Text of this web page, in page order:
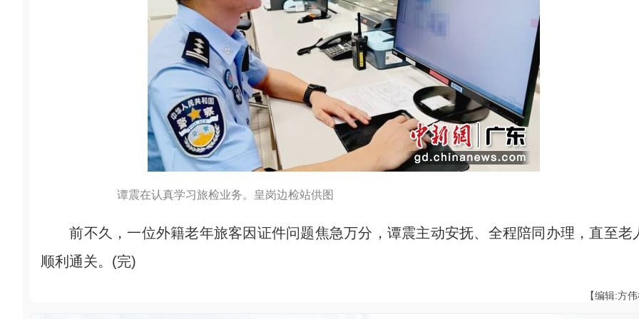
谭震在认真学习旅检业务。皇岗边检站供图
前不久，一位外籍老年旅客因证件问题焦急万分，谭震主动安抚、全程陪同办理，直至老
顺利通关。(完)
【编辑:方伟